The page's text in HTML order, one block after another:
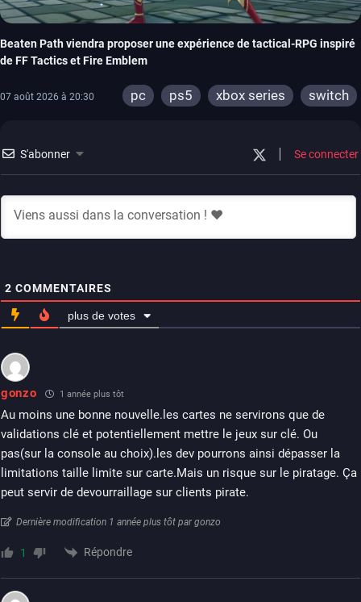
Beaten Path viendra proposer une expérience de tactical-RPG inspiré
de FF Tactics et Fire Emblem
07 août 2026 à 20:30 pc ps5 xbox series switch
S'abonner Se connecter
2 COMMENTAIRES
plus de votes
gonzo 1 année plus tôt
Au moins une bonne nouvelle.les cartes ne servirons que de
validations clé et potentiellement mettre le jeux sur clé. Ou
pas(sur la console au choix).les dev pourrons ainsi dépasser la
limitations taille limite sur carte.Mais un risque sur le piratage. Ça
peut servir de devourraillage sur clients pirate.
Dernière modification 1 année plus tôt par gonzo
1 Répondre